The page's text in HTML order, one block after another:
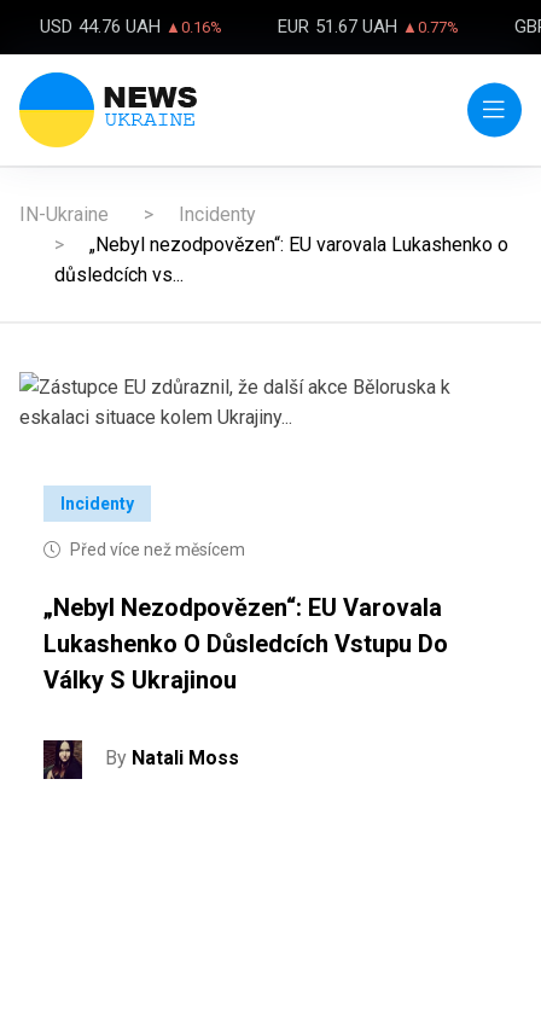
USD 44.76 UAH ▲0.16% EUR 51.67 UAH ▲0.77%
IN-Ukraine
Incidenty
„Nebyl nezodpovězen“: EU varovala Lukashenko o
důsledcích vs...
Incidenty
Před více než měsícem
„Nebyl Nezodpovězen“: EU Varovala
Lukashenko O Důsledcích Vstupu Do
Války S Ukrajinou
By Natali Moss